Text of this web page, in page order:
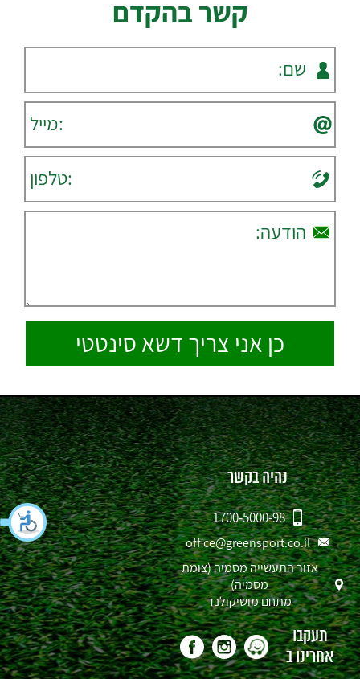
קשר בהקדם
נהיה בקשר
1700-5000-98
office@greensport.co.il
אזור התעשייה מסמיה (צומת
מסמיה)
מתחם מושיקולנד
תעקבו
אחרינו ב